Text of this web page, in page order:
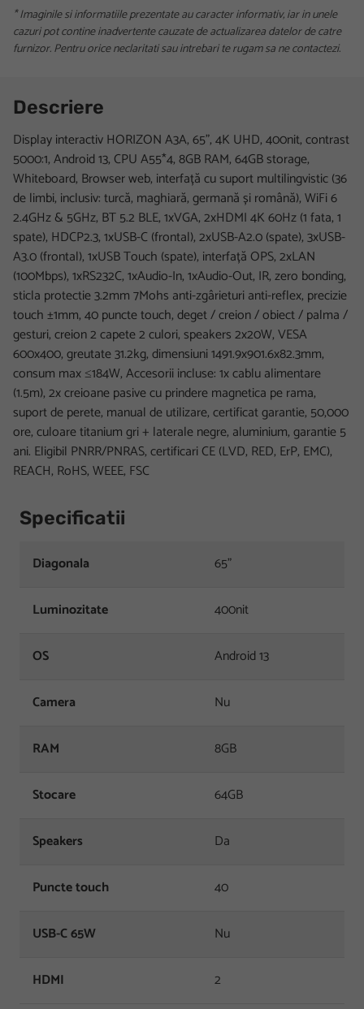
* Imaginile si informatiile prezentate au caracter informativ, iar in unele
cazuri pot contine inadvertente cauzate de actualizarea datelor de catre
furnizor. Pentru orice neclaritati sau intrebari te rugam sa ne contactezi.
Descriere
Display interactiv HORIZON A3A, 65", 4K UHD, 400nit, contrast
5000:1, Android 13, CPU A55*4, 8GB RAM, 64GB storage,
Whiteboard, Browser web, interfață cu suport multilingvistic (36
de limbi, inclusiv: turcă, maghiară, germană și română), WiFi 6
2.4GHz & 5GHz, BT 5.2 BLE, 1xVGA, 2xHDMI 4K 60Hz (1 fata, 1
spate), HDCP2.3, 1xUSB-C (frontal), 2xUSB-A2.0 (spate), 3xUSB-
A3.0 (frontal), 1xUSB Touch (spate), interfață OPS, 2xLAN
(100Mbps), 1xRS232C, 1xAudio-In, 1xAudio-Out, IR, zero bonding,
sticla protectie 3.2mm 7Mohs anti-zgârieturi anti-reflex, precizie
touch ±1mm, 40 puncte touch, deget / creion / obiect / palma /
gesturi, creion 2 capete 2 culori, speakers 2x20W, VESA
600x400, greutate 31.2kg, dimensiuni 1491.9x901.6x82.3mm,
consum max ≤184W, Accesorii incluse: 1x cablu alimentare
(1.5m), 2x creioane pasive cu prindere magnetica pe rama,
suport de perete, manual de utilizare, certificat garantie, 50,000
ore, culoare titanium gri + laterale negre, aluminium, garantie 5
ani. Eligibil PNRR/PNRAS, certificari CE (LVD, RED, ErP, EMC),
REACH, RoHS, WEEE, FSC
Specificatii
Diagonala 65"
Luminozitate 400nit
OS Android 13
Camera Nu
RAM 8GB
Stocare 64GB
Speakers Da
Puncte touch 40
USB-C 65W Nu
HDMI 2